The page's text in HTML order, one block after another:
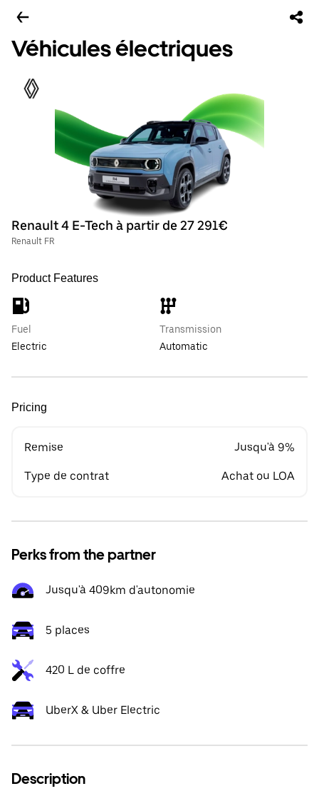
Véhicules électriques
Renault 4 E-Tech à partir de 27 291€
Renault FR
Product Features
Fuel
Electric
Transmission
Automatic
Pricing
Remise Jusqu'à 9%
Type de contrat Achat ou LOA
Perks from the partner
Jusqu'à 409km d'autonomie
5 places
420 L de coffre
UberX & Uber Electric
Description